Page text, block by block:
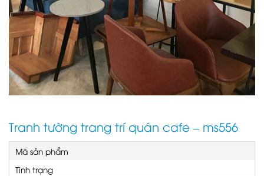
Tranh tường trang trí quán cafe – ms556
Mã sản phẩm
Tình trạng